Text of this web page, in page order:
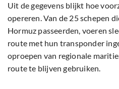
Uit de gegevens blijkt hoe
opereren. Van de 25 schepen
Hormuz passeerden, voeren
route met hun transponder
oproepen van regionale
route te blijven gebruiken.